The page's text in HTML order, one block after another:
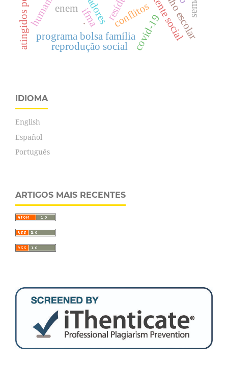
programa bolsa família
reprodução social
enem
. conflitos
covid-19
ifma
IDIOMA
English
Español
Português
ARTIGOS MAIS RECENTES